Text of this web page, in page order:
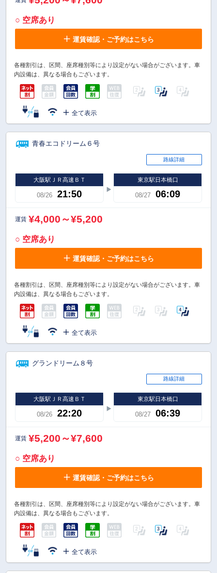
○ 空席あり
運賃確認・ご予約はこちら
各種割引は、区間、座席種別等により設定がない場合がございます。車
内設備は、異なる場合もございます。
全て表示
青春エコドリーム６号
路線詳細
大阪駅ＪＲ高速ＢＴ
08/26 21:50
東京駅日本橋口
08/27 06:09
運賃 ¥4,000～¥5,200
○ 空席あり
運賃確認・ご予約はこちら
各種割引は、区間、座席種別等により設定がない場合がございます。車
内設備は、異なる場合もございます。
全て表示
グランドリーム８号
路線詳細
大阪駅ＪＲ高速ＢＴ
08/26 22:20
東京駅日本橋口
08/27 06:39
運賃 ¥5,200～¥7,600
○ 空席あり
運賃確認・ご予約はこちら
各種割引は、区間、座席種別等により設定がない場合がございます。車
内設備は、異なる場合もございます。
全て表示